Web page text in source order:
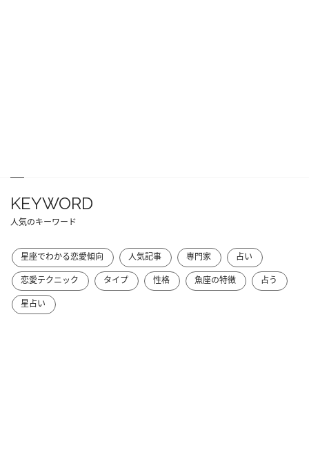
KEYWORD
人気のキーワード
星座でわかる恋愛傾向 人気記事 専門家
占い
恋愛テクニック
タイプ 性格 魚座の特徴
占う
星占い